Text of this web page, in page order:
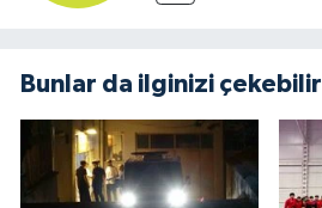
Bunlar da ilginizi çekebilir